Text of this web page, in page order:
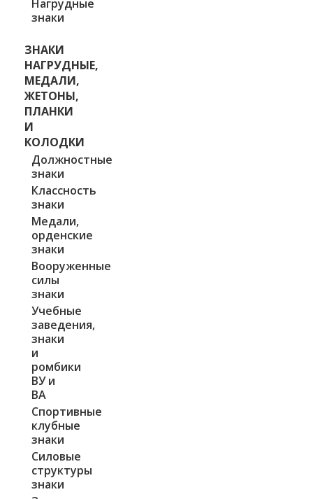
Нагрудные
знаки
ЗНАКИ
НАГРУДНЫЕ,
МЕДАЛИ,
ЖЕТОНЫ,
ПЛАНКИ
И
КОЛОДКИ
Должностные
знаки
Классность
знаки
Медали,
орденские
знаки
Вооруженные
силы
знаки
Учебные
заведения,
знаки
и
ромбики
ВУ и
ВА
Спортивные
клубные
знаки
Силовые
структуры
знаки